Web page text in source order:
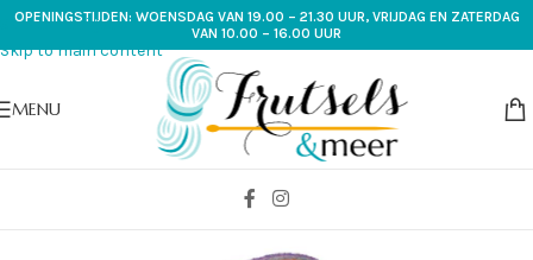
Skip to navigation
Skip to main content
OPENINGSTIJDEN: WOENSDAG VAN 19.00 – 21.30 UUR, VRIJDAG EN ZATERDAG
VAN 10.00 – 16.00 UUR
MENU